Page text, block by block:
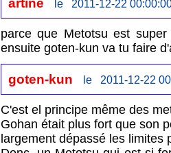
le 2011-12-22
parce que Metotsu est
ensuite goten-kun va tu faire
goten-kun le 2011-12-22
C'est el principe même des
Gohan était plus fort que son
largement dépassé les limites